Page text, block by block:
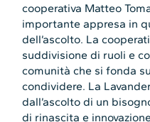
cooperativa Matteo
importante appresa in
dell’ascolto. La
suddivisione di ruoli e
comunità che si fonda
condividere. La
dall’ascolto di un
di rinascita e